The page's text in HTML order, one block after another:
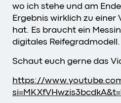
wo ich stehe und am
Ergebnis wirklich zu
hat. Es braucht ein
digitales Reifegradmodell.
Schaut euch gerne das
https://